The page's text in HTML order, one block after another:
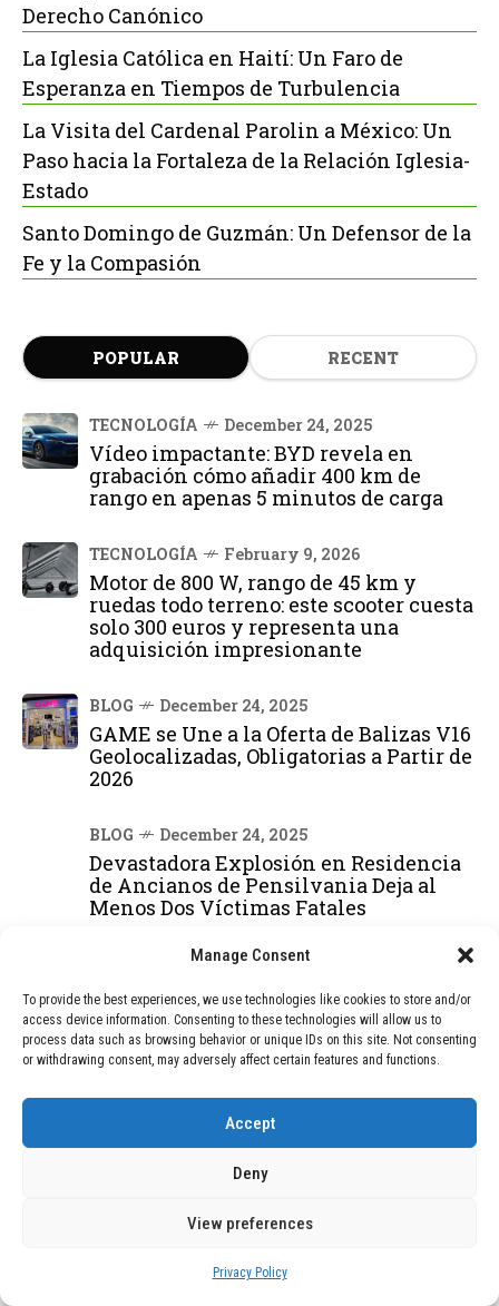
Manage Consent
To provide the best experiences, we use technologies like cookies to store and/or
access device information. Consenting to these technologies will allow us to
process data such as browsing behavior or unique IDs on this site. Not consenting
or withdrawing consent, may adversely affect certain features and functions.
Accept
Deny
View preferences
Privacy Policy
Derecho Canónico
La Iglesia Católica en Haití: Un Faro de
Esperanza en Tiempos de Turbulencia
La Visita del Cardenal Parolin a México: Un
Paso hacia la Fortaleza de la Relación Iglesia-
Estado
Santo Domingo de Guzmán: Un Defensor de la
Fe y la Compasión
POPULAR RECENT
TECNOLOGÍA December 24, 2025
Vídeo impactante: BYD revela en
grabación cómo añadir 400 km de
rango en apenas 5 minutos de carga
TECNOLOGÍA February 9, 2026
Motor de 800 W, rango de 45 km y
ruedas todo terreno: este scooter cuesta
solo 300 euros y representa una
adquisición impresionante
BLOG December 24, 2025
GAME se Une a la Oferta de Balizas V16
Geolocalizadas, Obligatorias a Partir de
2026
BLOG December 24, 2025
Devastadora Explosión en Residencia
de Ancianos de Pensilvania Deja al
Menos Dos Víctimas Fatales
01 TECNOLOGÍA December 24, 2025
Vídeo impactante: BYD revela en
February 9, 2026
Motor de 800 W, rango de 45 km y
ruedas todo terreno: este scooter cuesta
solo 300 euros y representa una
adquisición impresionante